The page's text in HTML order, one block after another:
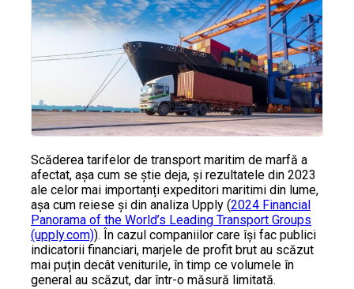
Scăderea tarifelor de transport maritim de marfă a
afectat, așa cum se știe deja, și rezultatele din 2023
ale celor mai importanți expeditori maritimi din lume,
așa cum reiese și din analiza Upply (2024 Financial
Panorama of the World’s Leading Transport Groups
(upply.com)). În cazul companiilor care își fac publici
indicatorii financiari, marjele de profit brut au scăzut
mai puțin decât veniturile, în timp ce volumele în
general au scăzut, dar într-o măsură limitată.